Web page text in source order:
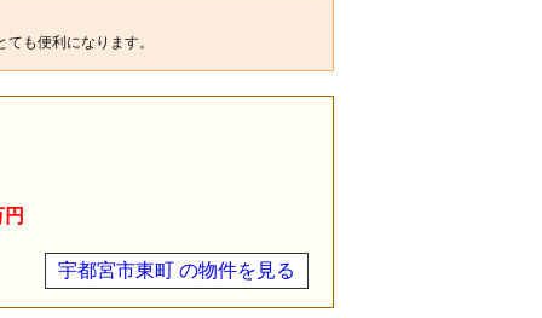
も便利になります。
宇都宮市東町 の物件を見る